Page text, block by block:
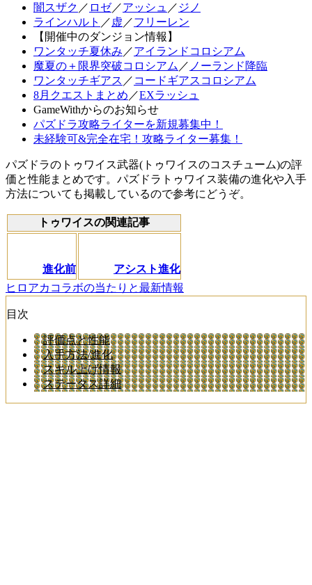
闇スザク ／ ロゼ／アッシュ ／ ジノ
ラインハルト ／ 虚 ／フリーレン
【開催中のダンジョン情報】
ワンタッチ夏休み ／アイランドコロシアム
魔夏の＋限界突破コロシアム ／ ノーランド降臨
ワンタッチギアス ／ コードギアスコロシアム
8月クエストまとめ ／EXラッシュ
GameWithからのお知らせ
パズドラ攻略ライターを新規募集中！
未経験可&完全在宅！攻略ライター募集！
パズドラのトゥワイス武器(トゥワイスのコスチューム)の評
価と性能まとめです。パズドラトゥワイス装備の進化や入手
方法についても掲載しているので参考にどうぞ。
トゥワイスの関連記事
進化前
アシスト進化
ヒロアカコラボの当たりと最新情報
目次
評価点と性能
入手方法/進化
スキル上げ情報
ステータス詳細